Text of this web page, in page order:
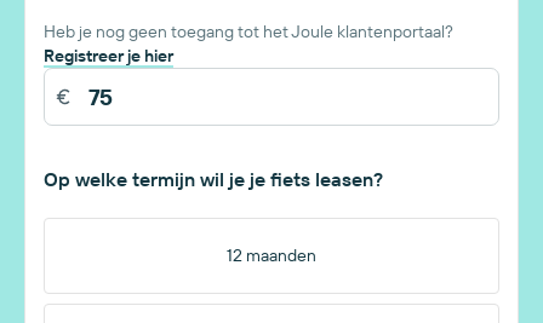
Heb je nog geen toegang tot het Joule klantenportaal?
Registreer je hier
Op welke termijn wil je je fiets leasen?
12 maanden